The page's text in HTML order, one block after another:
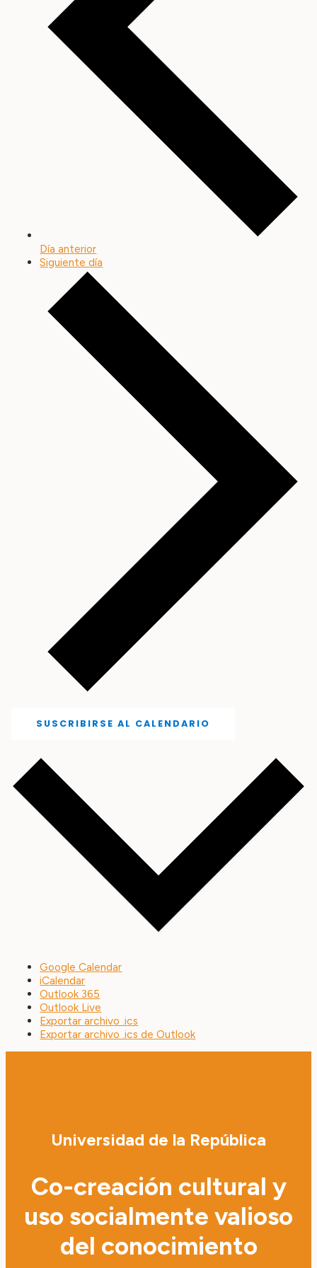
Día anterior
Siguiente día
SUSCRIBIRSE AL CALENDARIO
Google Calendar
iCalendar
Outlook 365
Outlook Live
Exportar archivo .ics
Exportar archivo .ics de Outlook
Universidad de la República
Co-creación cultural y
uso socialmente valioso
del conocimiento